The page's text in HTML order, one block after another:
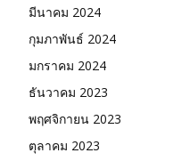
มีนาคม 2024
กุมภาพันธ์ 2024
มกราคม 2024
ธันวาคม 2023
พฤศจิกายน 2023
ตุลาคม 2023